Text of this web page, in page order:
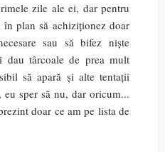
zile ale ei, dar pentru
în plan să achiziționez doar
sau să bifez niște
dau târcoale de prea mult
să apară și alte tentații
sper să nu, dar oricum...
doar ce am pe lista de